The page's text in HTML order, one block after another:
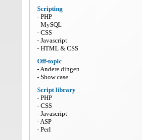
Scripting
PHP
MySQL
CSS
Javascript
HTML & CSS
Off-topic
Andere dingen
Show case
Script library
PHP
CSS
Javascript
ASP
Perl